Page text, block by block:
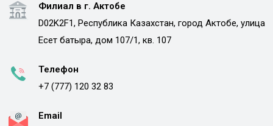
Филиал в г. Актобе
D02K2F1, Республика Казахстан, город Актобе, улица
Есет батыра, дом 107/1, кв. 107
Телефон
+7 (777) 120 32 83
Email